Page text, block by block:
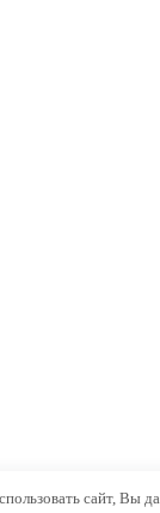
сайт, Вы